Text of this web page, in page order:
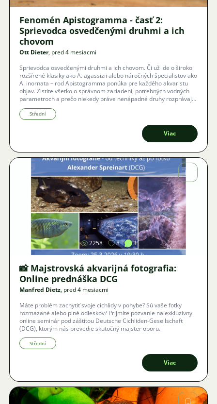
Fenomén Apistogramma - časť 2:
Sprievodca osvedčenými druhmi a ich
chovom
Ott Dieter, pred 4 mesiacmi
Sprievodca osvedčenými druhmi a ich chovom. Či už ide o široko
rozšírené klasiky ako A. agassizii alebo náročných špecialistov ako
A. inornata – rod Apistogramma ponúka pre každého akvaristu
objav. Zistite všetko o správnom zariadení, potrebných vodných
parametroch a prečo niekedy práve nenápadné druhy rozprávajú
najzaujímavejšie príbehy.
Střední
Viac
Obrázok
2258 8 3
📸 Majstrovská akvarijná fotografia:
Online prednáška DCG
Manfred Dietz, pred 4 mesiacmi
Máte problém zachytiť svoje cichlidy v pohybe? Sú vaše fotky
rozmazané alebo plné odleskov? Prijmite pozvanie na exkluzívny
online seminár pod záštitou Deutsche Cichliden-Gesellschaft
(DCG), ktorým nás prevedie skutočný majster oboru.
Střední
Viac